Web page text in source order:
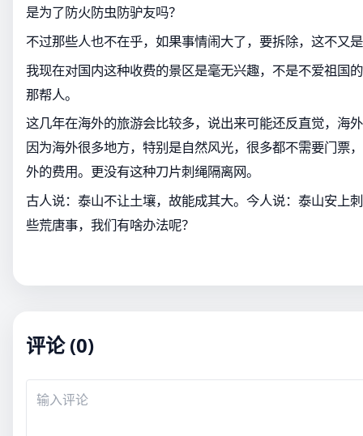
是为了防火防虫防驴友吗？
不过那些人也不在乎，如果事情闹大了，要拆除，这不又
我现在对国内这种收费的景区是毫无兴趣，不是不爱祖国
那帮人。
这几年在海外的旅游会比较多，说出来可能还反直觉，海
因为海外很多地方，特别是自然风光，很多都不需要门票
外的费用。更没有这种刀片刺绳隔离网。
古人说：泰山不让土壤，故能成其大。今人说：泰山安上
些荒唐事，我们有啥办法呢？
评论 (0)